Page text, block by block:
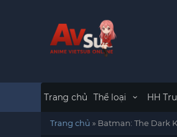
Trang chủ Thể loại HH
Trang chủ » Batman: The Dark